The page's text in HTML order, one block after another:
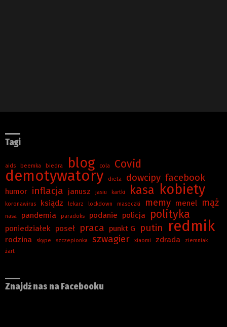
Tagi
aids beemka biedra blog cola Covid
demotywatory dieta dowcipy facebook
humor inflacja janusz jasiu kartki kasa kobiety
koronawirus ksiądz lekarz lockdown maseczki memy menel mąż
nasa pandemia paradoks podanie policja polityka
poniedziałek poseł praca punkt G putin redmik
rodzina skype szczepionka szwagier xiaomi zdrada
ziemniak
żart
Znajdź nas na Facebooku